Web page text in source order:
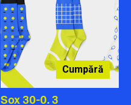
Cumpără
Sox 30-0. 3